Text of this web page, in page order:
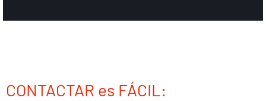
CONTACTAR es FÁCIL: